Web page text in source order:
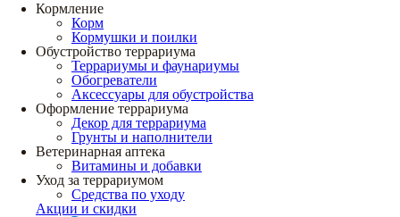
Кормление
Корм
Кормушки и поилки
Обустройство террариума
Террариумы и фаунариумы
Обогреватели
Аксессуары для обустройства
Оформление террариума
Декор для террариума
Грунты и наполнители
Ветеринарная аптека
Витамины и добавки
Уход за террариумом
Средства по уходу
Акции и скидки